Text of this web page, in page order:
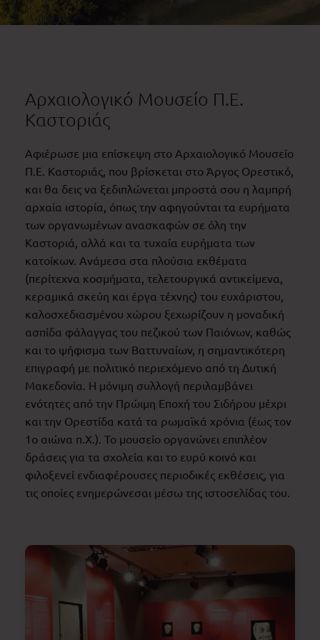
Αρχαιολογικό Μουσείο Π.Ε.
Καστοριάς
Αφιέρωσε μια επίσκεψη στο Αρχαιολογικό Μουσείο
Π.Ε. Καστοριάς, που βρίσκεται στο Άργος Ορεστικό,
και θα δεις να ξεδιπλώνεται μπροστά σου η λαμπρή
αρχαία ιστορία, όπως την αφηγούνται τα ευρήματα
των οργανωμένων ανασκαφών σε όλη την
Καστοριά, αλλά και τα τυχαία ευρήματα των
κατοίκων. Ανάμεσα στα πλούσια εκθέματα
(περίτεχνα κοσμήματα, τελετουργικά αντικείμενα,
κεραμικά σκεύη και έργα τέχνης) του ευχάριστου,
καλοσχεδιασμένου χώρου ξεχωρίζουν η μοναδική
ασπίδα φάλαγγας του πεζικού των Παιόνων, καθώς
και το ψήφισμα των Βαττυναίων, η σημαντικότερη
επιγραφή με πολιτικό περιεχόμενο από τη Δυτική
Μακεδονία. Η μόνιμη συλλογή περιλαμβάνει
ενότητες από την Πρώιμη Εποχή του Σιδήρου μέχρι
και την Ορεστίδα κατά τα ρωμαϊκά χρόνια (έως τον
1ο αιώνα π.Χ.). Το μουσείο οργανώνει επιπλέον
δράσεις για τα σχολεία και το ευρύ κοινό και
φιλοξενεί ενδιαφέρουσες περιοδικές εκθέσεις, για
τις οποίες ενημερώνεσαι μέσω της ιστοσελίδας του.